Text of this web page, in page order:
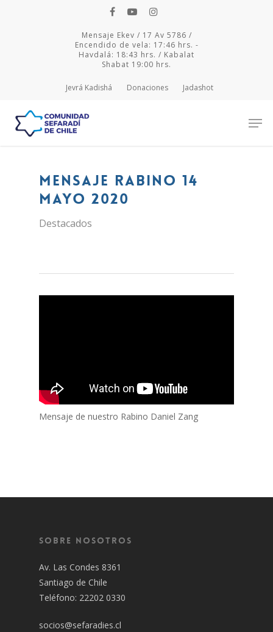
Mensaje Ekev / 17 Av 5786 /
Encendido de vela: 17:46 hrs. -
Havdalá: 18:43 hrs. / Kabalat
Shabat 19:00 hrs.
Jevrá Kadishá Donaciones Jadashot
Hit enter to search or ESC to close
Mensaje Rabino 14
mayo 2020
Destacados
Mensaje de nuestro Rabino Daniel Zang
Sobre Nosotros
Av. Las Condes 8361
Santiago de Chile
Teléfono: 22202 0330
socios@sefaradies.cl